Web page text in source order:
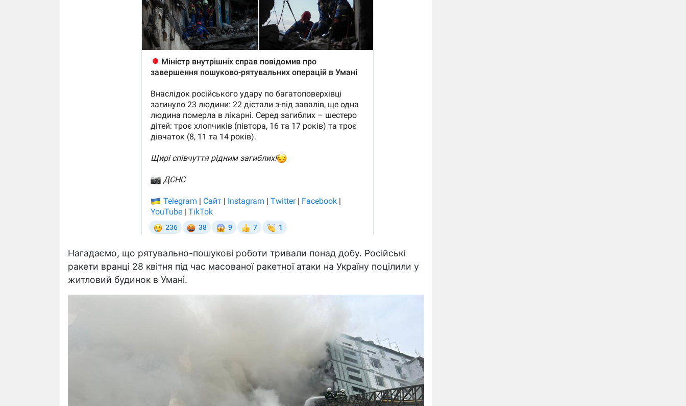
Нагадаємо, що рятувально-пошукові роботи тривали понад добу. Російські
ракети вранці 28 квітня під час масованої ракетної атаки на Україну поцілили у
житловий будинок в Умані.